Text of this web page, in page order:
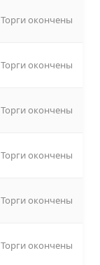
Торги окончены
Торги окончены
Торги окончены
Торги окончены
Торги окончены
Торги окончены